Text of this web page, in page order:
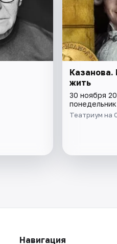
Казанова.
жить
30 ноября
понедельник
Театриум на
Навигация